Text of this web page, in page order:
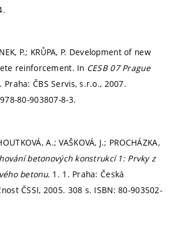
P.; KRŮPA, P. Development of new
reinforcement. In CESB 07 Prague
Praha: ČBS Servis, s.r.o., 2007.
80-903807-8-3.
A.; VAŠKOVÁ, J.; PROCHÁZKA,
betonových konstrukcí 1: Prvky z
betonu. 1. 1. Praha: Česká
ČSSI, 2005. 308 s. ISBN: 80-903502-